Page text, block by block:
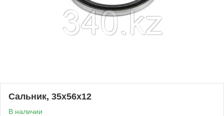
Сальник, 35х56х12
В наличии